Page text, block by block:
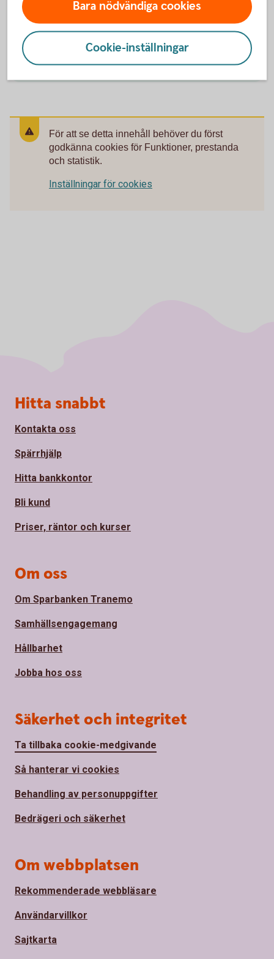
arbetsgivare.
Skatteavdrag för bilresor till jobbet
(skatteverket.se)
För att se detta innehåll behöver du först
godkänna cookies för Funktioner, prestanda
och statistik.
Inställningar för cookies
Bara nödvändiga cookies
Cookie-inställningar
Sidfot
Hitta snabbt
Kontakta oss
Spärrhjälp
Hitta bankkontor
Bli kund
Priser, räntor och kurser
Om oss
Om Sparbanken Tranemo
Samhällsengagemang
Hållbarhet
Jobba hos oss
Säkerhet och integritet
Ta tillbaka cookie-medgivande
Så hanterar vi cookies
Behandling av personuppgifter
Bedrägeri och säkerhet
Om webbplatsen
Rekommenderade webbläsare
Användarvillkor
Sajtkarta